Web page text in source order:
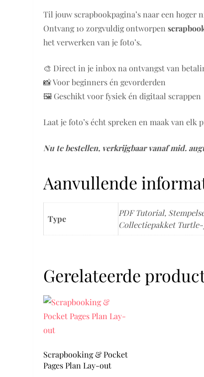
Til jouw scrapbookpagina’s naar een hoger
Ontvang 10 zorgvuldig ontworpen
het verwerken van je foto’s.
🎨 Direct in je inbox na ontvangst van
📸 Voor beginners én gevorderden
🖼️ Geschikt voor fysiek én digitaal scrappen
Laat je foto’s écht spreken en maak van
Nu te bestellen, verkrijgbaar vanaf mid.
Aanvullende
Type
PDF Tutorial,
Collectiepakket Turtle-
Gerelateerde
Scrapbooking & Pocket
Pages Plan Lay-out